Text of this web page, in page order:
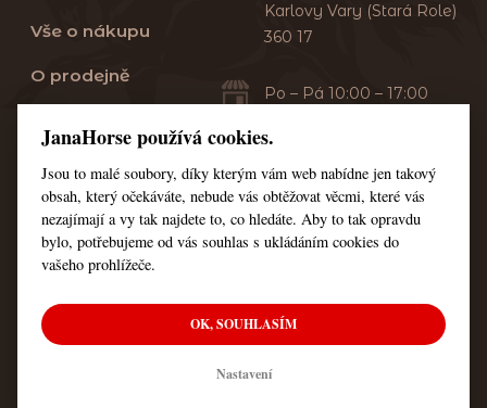
Vše o nákupu
O prodejně
Servis
Kontakt
Nastavení cookies
Karlovy Vary (Stará Role)
360 17
Po – Pá 10:00 – 17:00
+420 353 549 410
+420 608 444 378
© Všechna práva vyhrazena JanaHorse
JanaHorse používá cookies.
Jsou to malé soubory, díky kterým vám web nabídne jen takový
obsah, který očekáváte, nebude vás obtěžovat věcmi, které vás
nezajímají a vy tak najdete to, co hledáte. Aby to tak opravdu
bylo, potřebujeme od vás souhlas s ukládáním cookies do
vašeho prohlížeče.
OK, SOUHLASÍM
Nastavení